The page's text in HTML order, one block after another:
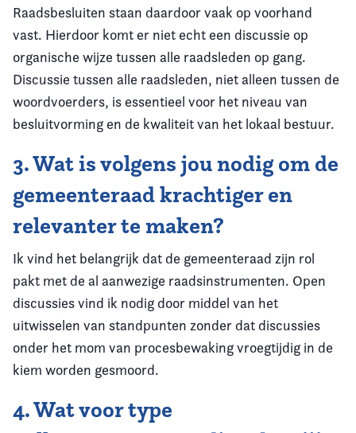
Raadsbesluiten staan daardoor vaak op voorhand
vast. Hierdoor komt er niet echt een discussie op
organische wijze tussen alle raadsleden op gang.
Discussie tussen alle raadsleden, niet alleen tussen de
woordvoerders, is essentieel voor het niveau van
besluitvorming en de kwaliteit van het lokaal bestuur.
3.Wat is volgens jou nodig om de
gemeenteraad krachtiger en
relevanter te maken?
Ik vind het belangrijk dat de gemeenteraad zijn rol
pakt met de al aanwezige raadsinstrumenten. Open
discussies vind ik nodig door middel van het
uitwisselen van standpunten zonder dat discussies
onder het mom van procesbewaking vroegtijdig in de
kiem worden gesmoord.
4. Wat voor type